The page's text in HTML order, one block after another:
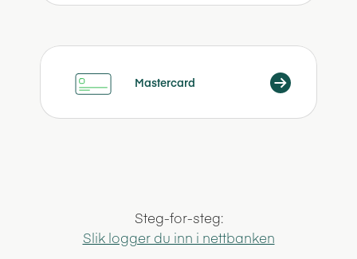
Mastercard
Steg-for-steg:
Slik logger du inn i nettbanken